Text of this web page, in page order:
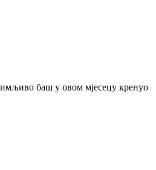
баш у овом мјесецу кренуо